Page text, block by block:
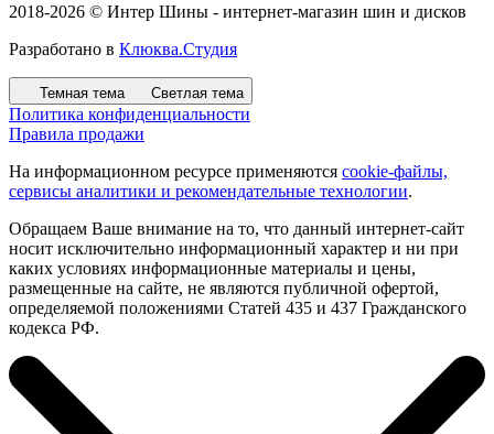
2018-2026 © Интер Шины - интернет-магазин шин и дисков
Разработано в Клюква.Студия
Темная тема Светлая тема
Политика конфиденциальности
Правила продажи
На информационном ресурсе применяются cookie-файлы,
сервисы аналитики и рекомендательные технологии.
Обращаем Ваше внимание на то, что данный интернет-сайт
носит исключительно информационный характер и ни при
каких условиях информационные материалы и цены,
размещенные на сайте, не являются публичной офертой,
определяемой положениями Статей 435 и 437 Гражданского
кодекса РФ.